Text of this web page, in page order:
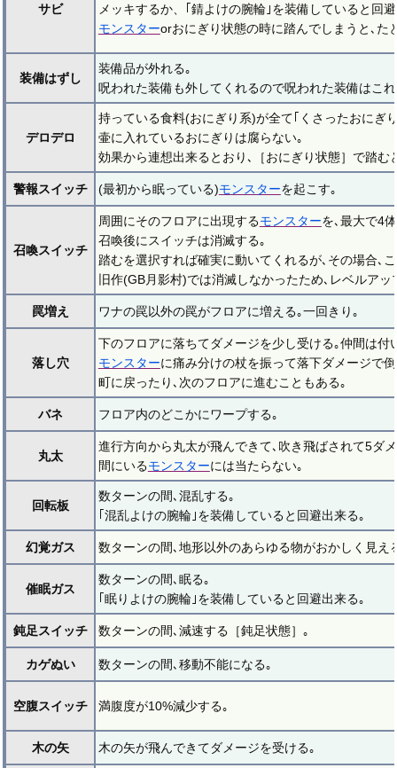
サビ
メッキするか、｢錆よけの腕輪｣を装備していると回
モンスターorおにぎり状態の時に踏んでしまうと､た
装備はずし
装備品が外れる｡
呪われた装備も外してくれるので呪われた装備はこ
デロデロ
持っている食料(おにぎり系)が全て｢くさったおにぎ
壷に入れているおにぎりは腐らない｡
効果から連想出来るとおり､［おにぎり状態］で踏む
警報スイッチ (最初から眠っている)モンスターを起こす｡
召喚スイッチ
周囲にそのフロアに出現するモンスターを､最大で4
召喚後にスイッチは消滅する｡
踏むを選択すれば確実に動いてくれるが､その場合､
旧作(GB月影村)では消滅しなかったため､レベルア
罠増え ワナの罠以外の罠がフロアに増える｡一回きり｡
落し穴
下のフロアに落ちてダメージを少し受ける｡仲間は付
モンスターに痛み分けの杖を振って落下ダメージで
町に戻ったり､次のフロアに進むこともある｡
バネ フロア内のどこかにワープする｡
丸太
進行方向から丸太が飛んできて､吹き飛ばされて5ダ
間にいるモンスターには当たらない｡
回転板
数ターンの間､混乱する｡
｢混乱よけの腕輪｣を装備していると回避出来る｡
幻覚ガス 数ターンの間､地形以外のあらゆる物がおかしく見え
催眠ガス
数ターンの間､眠る｡
｢眠りよけの腕輪｣を装備していると回避出来る｡
鈍足スイッチ 数ターンの間､減速する［鈍足状態］｡
カゲぬい 数ターンの間､移動不能になる｡
空腹スイッチ 満腹度が10%減少する｡
木の矢 木の矢が飛んできてダメージを受ける｡